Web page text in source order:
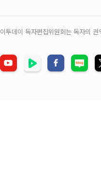
이투데이 독자편집위원회는 독자의